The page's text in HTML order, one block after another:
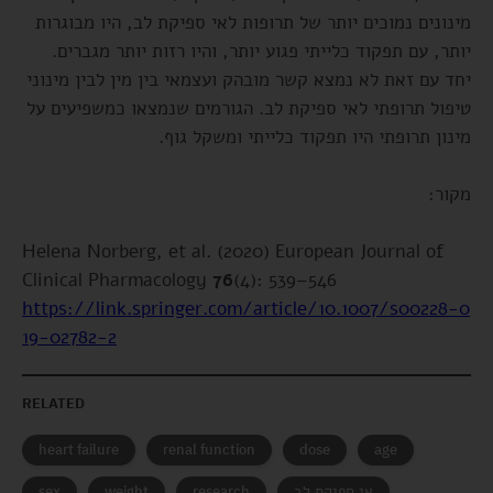
מינונים נמוכים יותר של תרופות לאי ספיקת לב, היו מבוגרות
יותר, עם תפקוד כלייתי פגוע יותר, והיו רזות יותר מגברים.
יחד עם זאת לא נמצא קשר מובהק ועצמאי בין מין לבין מינוני
טיפול תרופתי לאי ספיקת לב. הגורמים שנמצאו כמשפיעים על
מינון תרופתי היו תפקוד כלייתי ומשקל גוף.
מקור:
Helena Norberg, et al. (2020) European Journal of
Clinical Pharmacology 76(4): 539–546
https://link.springer.com/article/10.1007/s00228-0
19-02782-2
RELATED
heart failure renal function dose age